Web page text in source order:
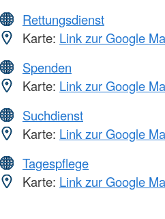
Rettungsdienst
Karte: Link zur Google
Spenden
Karte: Link zur Google
Suchdienst
Karte: Link zur Google
Tagespflege
Karte: Link zur Google